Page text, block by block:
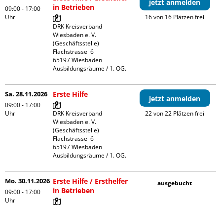
09:00 - 17:00
Uhr
in Betrieben
DRK Kreisverband
Wiesbaden e. V.
(Geschäftsstelle)
Flachstrasse  6
65197 Wiesbaden
Ausbildungsräume / 1. OG.
jetzt anmelden
16 von 16 Plätzen frei
Sa. 28.11.2026
09:00 - 17:00
Uhr
Erste Hilfe
DRK Kreisverband
Wiesbaden e. V.
(Geschäftsstelle)
Flachstrasse  6
65197 Wiesbaden
Ausbildungsräume / 1. OG.
jetzt anmelden
22 von 22 Plätzen frei
Mo. 30.11.2026
09:00 - 17:00
Uhr
Erste Hilfe / Ersthelfer
in Betrieben
ausgebucht